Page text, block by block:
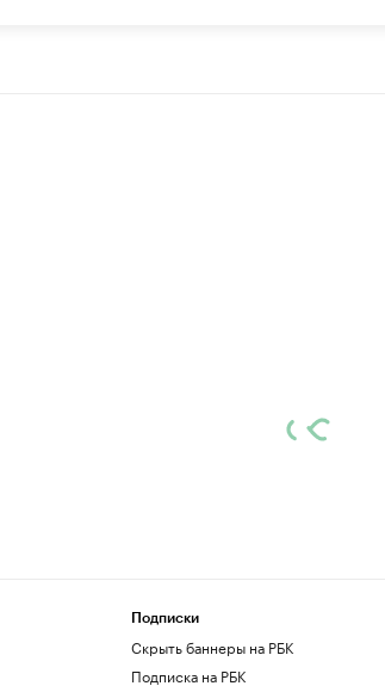
Подписки
Скрыть баннеры на РБК
Подписка на РБК